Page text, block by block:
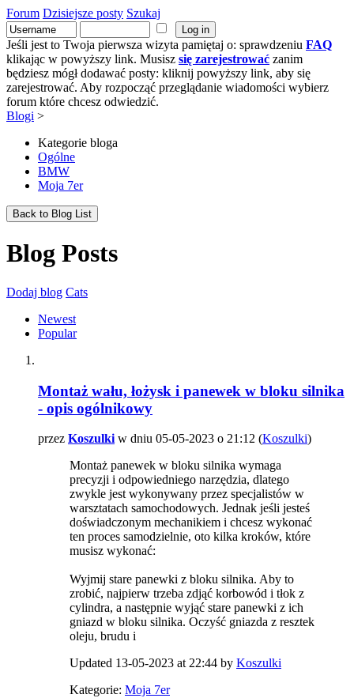
Forum Dzisiejsze posty Szukaj
Jeśli jest to Twoja pierwsza wizyta pamiętaj o: sprawdzeniu FAQ
klikając w powyższy link. Musisz się zarejestrować zanim
będziesz mógł dodawać posty: kliknij powyższy link, aby się
zarejestrować. Aby rozpocząć przeglądanie wiadomości wybierz
forum które chcesz odwiedzić.
Blogi >
Kategorie bloga
Ogólne
BMW
Moja 7er
Back to Blog List
Blog Posts
Dodaj blog Cats
Newest
Popular
Montaż wału, łożysk i panewek w bloku silnika
- opis ogólnikowy
przez Koszulki w dniu 05-05-2023 o 21:12 (Koszulki)
Montaż panewek w bloku silnika wymaga
precyzji i odpowiedniego narzędzia, dlatego
zwykle jest wykonywany przez specjalistów w
warsztatach samochodowych. Jednak jeśli jesteś
doświadczonym mechanikiem i chcesz wykonać
ten proces samodzielnie, oto kilka kroków, które
musisz wykonać:
Wyjmij stare panewki z bloku silnika. Aby to
zrobić, najpierw trzeba zdjąć korbowód i tłok z
cylindra, a następnie wyjąć stare panewki z ich
gniazd w bloku silnika. Oczyść gniazda z resztek
oleju, brudu i
Updated 13-05-2023 at 22:44 by Koszulki
Kategorie: Moja 7er